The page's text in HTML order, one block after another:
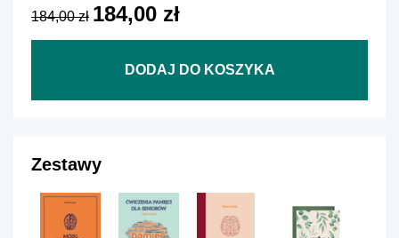
184,00 zł 184,00 zł
DODAJ DO KOSZYKA
Zestawy